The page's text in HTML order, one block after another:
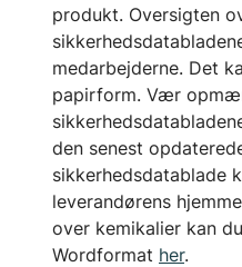
produkt. Oversigten
medarbejderne. Det
papirform. Vær
den senest
sikkerhedsdatablade
leverandørens
over kemikalier kan
Wordformat her.